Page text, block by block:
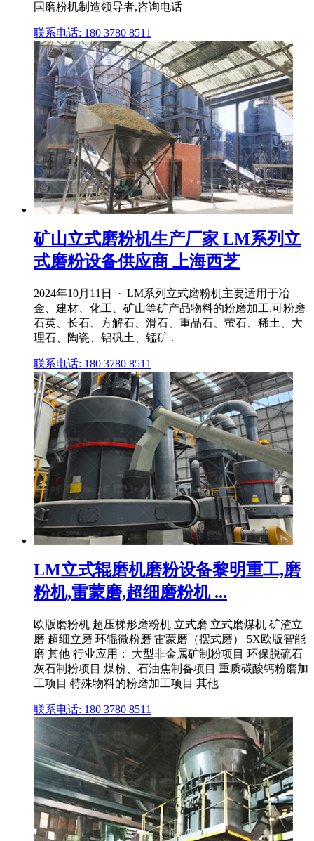
国磨粉机制造领导者,咨询电话
联系电话: 180 3780 8511
矿山立式磨粉机生产厂家 LM系列立
式磨粉设备供应商 上海西芝
2024年10月11日 · LM系列立式磨粉机主要适用于冶
金、建材、化工、矿山等矿产品物料的粉磨加工,可粉磨
石英、长石、方解石、滑石、重晶石、萤石、稀土、大
理石、陶瓷、铝矾土、锰矿 .
联系电话: 180 3780 8511
LM立式辊磨机磨粉设备黎明重工,磨
粉机,雷蒙磨,超细磨粉机 ...
欧版磨粉机 超压梯形磨粉机 立式磨 立式磨煤机 矿渣立
磨 超细立磨 环辊微粉磨 雷蒙磨（摆式磨） 5X欧版智能
磨 其他 行业应用： 大型非金属矿制粉项目 环保脱硫石
灰石制粉项目 煤粉、石油焦制备项目 重质碳酸钙粉磨加
工项目 特殊物料的粉磨加工项目 其他
联系电话: 180 3780 8511